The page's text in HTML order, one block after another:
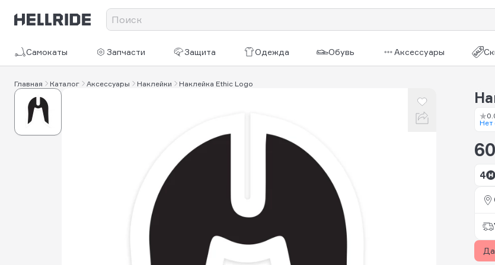
Самокаты Запчасти Защита Одежда Обувь Аксессуары
Главная Каталог Аксессуары Наклейки Наклейка Ethic Logo
Нет
4